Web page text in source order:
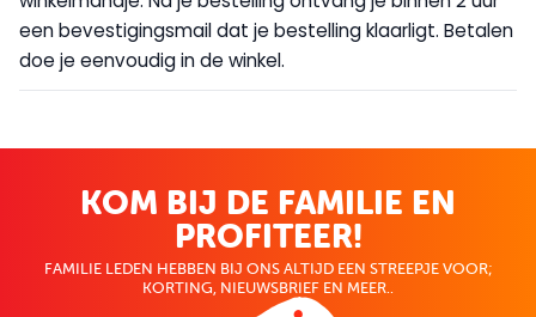
een bevestigingsmail dat je bestelling klaarligt. Betalen
doe je eenvoudig in de winkel.
KOM BIJ DE FAMILIE EN
PROFITEER!
FAMILIE LEDEN HEBBEN BIJ ONS ALTIJD EEN STREEPJE VOOR;
KORTING, NIEUWSBRIEF EN MEER..